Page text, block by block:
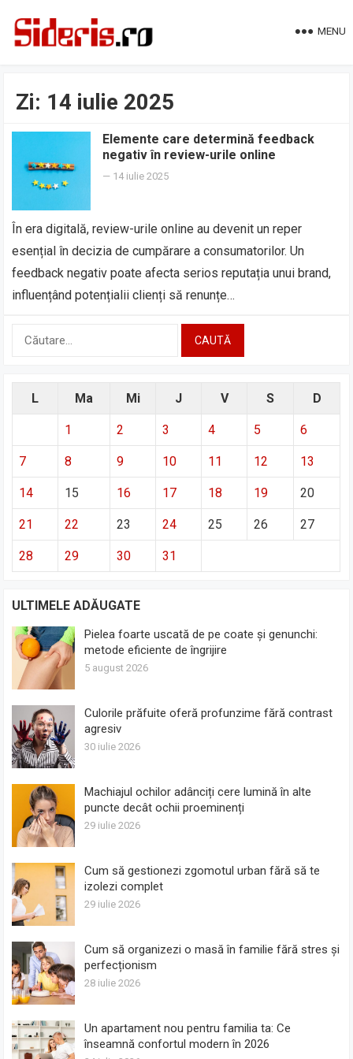
MENU
Zi: 14 iulie 2025
Elemente care determină feedback
negativ în review-urile online
— 14 iulie 2025
În era digitală, review-urile online au devenit un reper
esențial în decizia de cumpărare a consumatorilor. Un
feedback negativ poate afecta serios reputația unui brand,
influențând potențialii clienți să renunțe…
Caută
L Ma Mi J V S D
1 2 3 4 5 6
7 8 9 10 11 12 13
14 15 16 17 18 19 20
21 22 23 24 25 26 27
28 29 30 31
ULTIMELE ADĂUGATE
Pielea foarte uscată de pe coate și genunchi:
metode eficiente de îngrijire
5 august 2026
Culorile prăfuite oferă profunzime fără contrast
agresiv
30 iulie 2026
Machiajul ochilor adânciți cere lumină în alte
puncte decât ochii proeminenți
29 iulie 2026
Cum să gestionezi zgomotul urban fără să te
izolezi complet
29 iulie 2026
Cum să organizezi o masă în familie fără stres și
perfecționism
28 iulie 2026
Un apartament nou pentru familia ta: Ce
înseamnă confortul modern în 2026